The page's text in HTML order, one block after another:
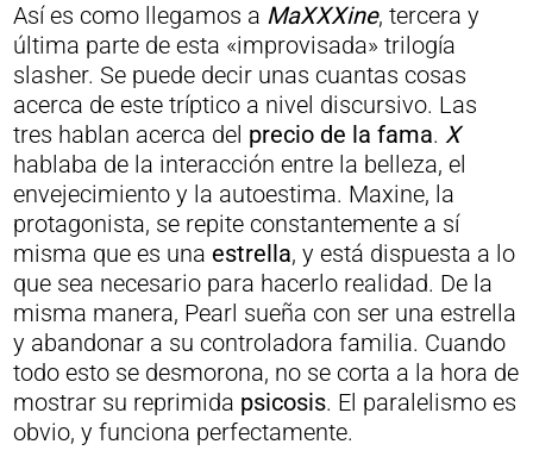
Así es como llegamos a MaXXXine, tercera y
última parte de esta «improvisada» trilogía
slasher. Se puede decir unas cuantas cosas
acerca de este tríptico a nivel discursivo. Las
tres hablan acerca del precio de la fama. X
hablaba de la interacción entre la belleza, el
envejecimiento y la autoestima. Maxine, la
protagonista, se repite constantemente a sí
misma que es una estrella, y está dispuesta a lo
que sea necesario para hacerlo realidad. De la
misma manera, Pearl sueña con ser una estrella
y abandonar a su controladora familia. Cuando
todo esto se desmorona, no se corta a la hora de
mostrar su reprimida psicosis. El paralelismo es
obvio, y funciona perfectamente.